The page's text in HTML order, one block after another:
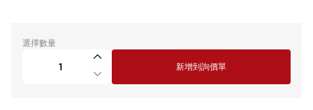
選擇數量
新增到詢價單